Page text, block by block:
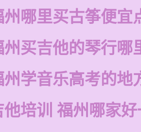
州哪里买古筝便宜
州买吉他的琴行哪
州学音乐高考的地
他培训 福州哪家